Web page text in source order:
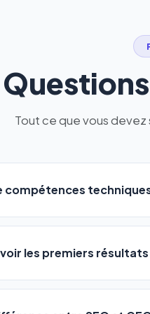
Tout ce que vous devez
compétences
a été conçu pour
ou agences. Pas de
votre activité, et le
les premiers résultats
observent une